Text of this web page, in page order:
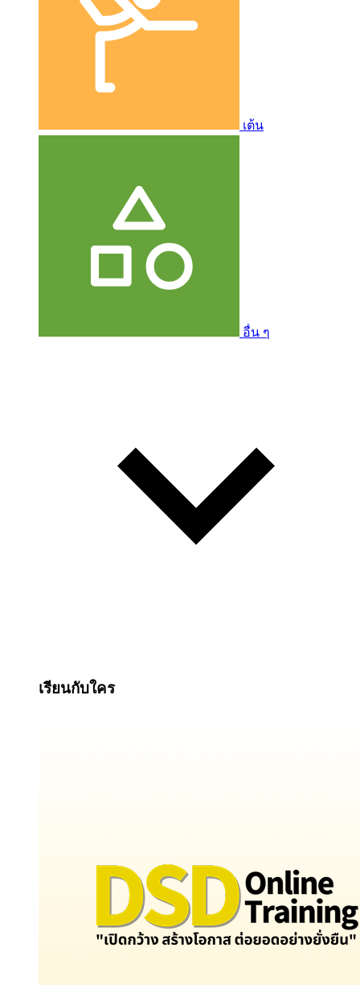
เต้น
อื่น ๆ
เรียนกับใคร